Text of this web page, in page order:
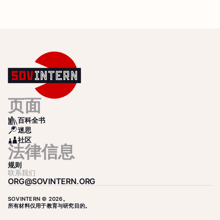
页面
BOOKS
百科全书
SEARCH
迷思
COMMUNITY
社区
法律信息
规则
联系我们
ORG@SOVINTERN.ORG
SOVINTERN © 2026。
所有材料仅用于教育与研究目的。